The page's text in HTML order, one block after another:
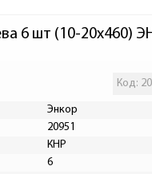
6 шт (10-20х460)
Код:
Энкор
20951
КНР
6